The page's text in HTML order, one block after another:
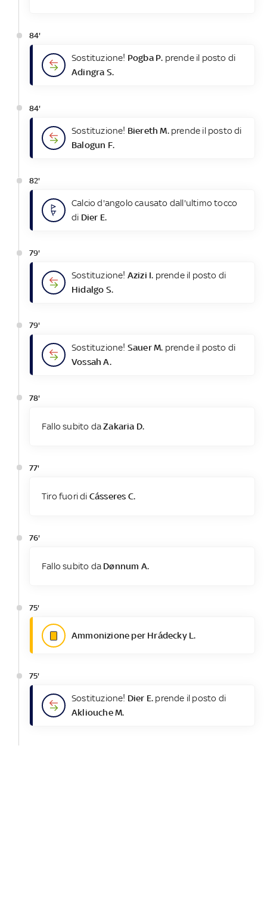
84'
Sostituzione! Pogba P. prende il posto di
Adingra S.
84'
Sostituzione! Biereth M.prende il posto di
Balogun F.
82'
Calcio d'angolo causato dall'ultimo tocco
di Dier E.
79'
Sostituzione! Azizi I. prende il posto di
Hidalgo S.
79'
Sostituzione! Sauer M. prende il posto di
Vossah A.
78'
Fallo subito daZakaria D.
77'
Tiro fuori di Cásseres C.
76'
Fallo subito da Dønnum A.
75'
Ammonizione per Hrádecky L.
75'
Sostituzione! Dier E. prende il posto di
Akliouche M.